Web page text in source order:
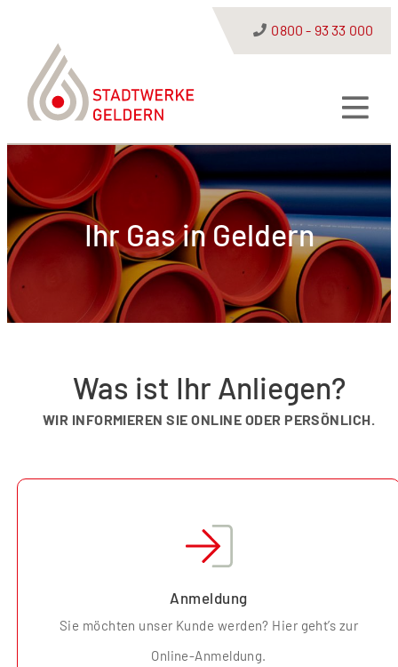
0800 - 93 33 000
Ihr Gas in Geldern
Was ist Ihr Anliegen?
WIR INFORMIEREN SIE ONLINE ODER PERSÖNLICH.
Anmeldung
Sie möchten unser Kunde werden? Hier geht’s zur
Online-Anmeldung.